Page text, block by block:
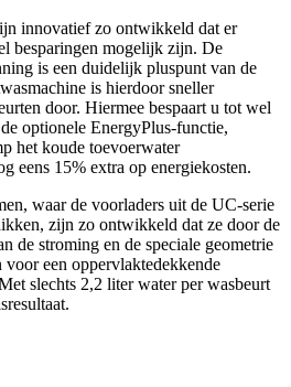
innovatief zo ontwikkeld dat er
besparingen mogelijk zijn. De
is een duidelijk pluspunt van de
is hierdoor sneller
door. Hiermee bespaart u tot wel
optionele EnergyPlus-functie,
het koude toevoerwater
eens 15% extra op energiekosten.
waar de voorladers uit de UC-serie
zijn zo ontwikkeld dat ze door de
de stroming en de speciale geometrie
een oppervlaktedekkende
slechts 2,2 liter water per wasbeurt